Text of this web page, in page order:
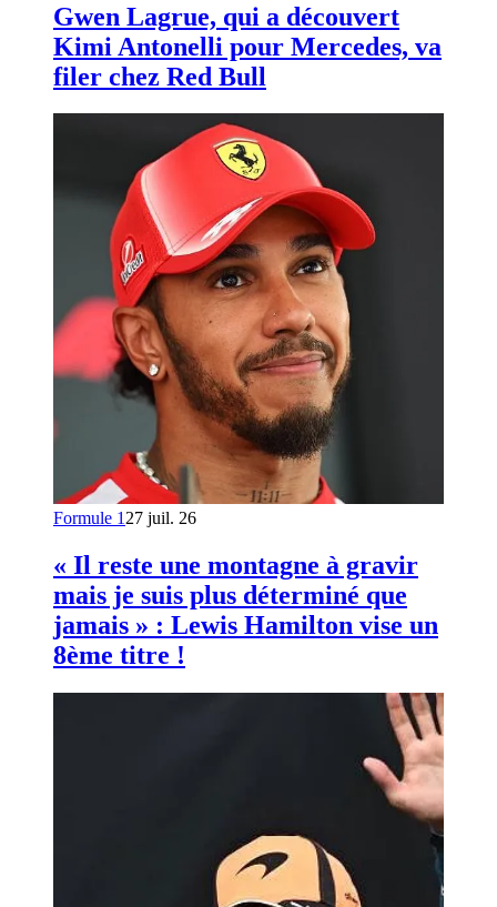
Gwen Lagrue, qui a découvert
Kimi Antonelli pour Mercedes, va
filer chez Red Bull
Formule 127 juil. 26
« Il reste une montagne à gravir
mais je suis plus déterminé que
jamais » : Lewis Hamilton vise un
8ème titre !